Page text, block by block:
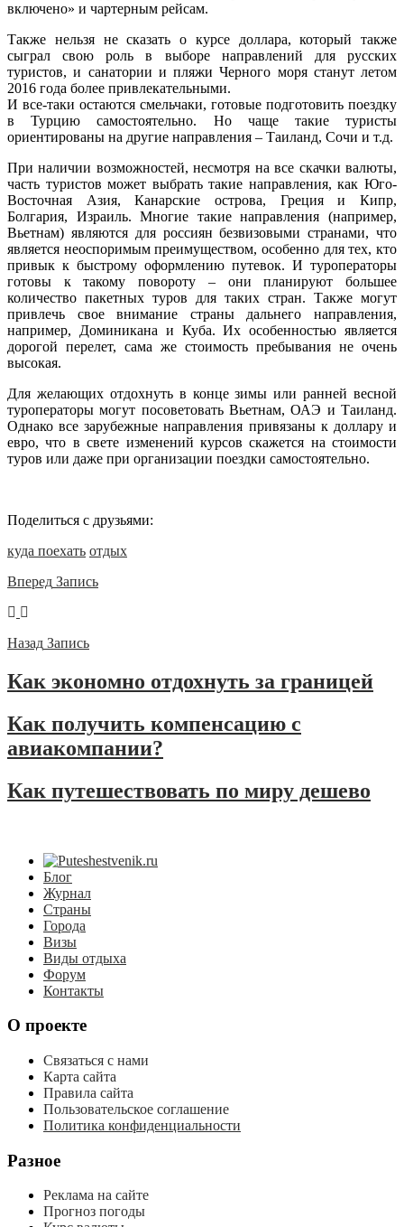
включено» и чартерным рейсам.
Также нельзя не сказать о курсе доллара, который также
сыграл свою роль в выборе направлений для русских
туристов, и санатории и пляжи Черного моря станут летом
2016 года более привлекательными.
И все-таки остаются смельчаки, готовые подготовить поездку
в Турцию самостоятельно. Но чаще такие туристы
ориентированы на другие направления – Таиланд, Сочи и т.д.
При наличии возможностей, несмотря на все скачки валюты,
часть туристов может выбрать такие направления, как Юго-
Восточная Азия, Канарские острова, Греция и Кипр,
Болгария, Израиль. Многие такие направления (например,
Вьетнам) являются для россиян безвизовыми странами, что
является неоспоримым преимуществом, особенно для тех, кто
привык к быстрому оформлению путевок. И туроператоры
готовы к такому повороту – они планируют большее
количество пакетных туров для таких стран. Также могут
привлечь свое внимание страны дальнего направления,
например, Доминикана и Куба. Их особенностью является
дорогой перелет, сама же стоимость пребывания не очень
высокая.
Для желающих отдохнуть в конце зимы или ранней весной
туроператоры могут посоветовать Вьетнам, ОАЭ и Таиланд.
Однако все зарубежные направления привязаны к доллару и
евро, что в свете изменений курсов скажется на стоимости
туров или даже при организации поездки самостоятельно.
Поделиться с друзьями:
куда поехать отдых
Вперед Запись
Назад Запись
Как экономно отдохнуть за границей
Как получить компенсацию с
авиакомпании?
Как путешествовать по миру дешево
Блог
Журнал
Страны
Города
Визы
Виды отдыха
Форум
Контакты
О проекте
Связаться с нами
Карта сайта
Правила сайта
Пользовательское соглашение
Политика конфиденциальности
Разное
Реклама на сайте
Прогноз погоды